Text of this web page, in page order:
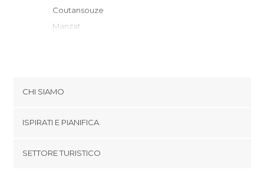
Coutansouze
Manzat
Pontgibaud
Gerzat
Bellerive-sur-Allier
CHI SIAMO
Termini e Condizioni
ISPIRATI E PIANIFICA
SETTORE TURISTICO